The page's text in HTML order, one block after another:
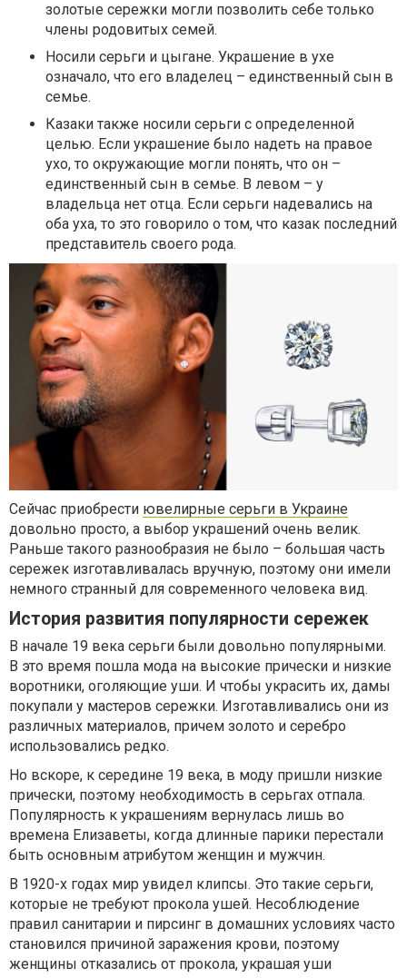
золотые сережки могли позволить себе только
члены родовитых семей.
Носили серьги и цыгане. Украшение в ухе
означало, что его владелец – единственный сын в
семье.
Казаки также носили серьги с определенной
целью. Если украшение было надеть на правое
ухо, то окружающие могли понять, что он –
единственный сын в семье. В левом – у
владельца нет отца. Если серьги надевались на
оба уха, то это говорило о том, что казак последний
представитель своего рода.
Сейчас приобрести ювелирные серьги в Украине
довольно просто, а выбор украшений очень велик.
Раньше такого разнообразия не было – большая часть
сережек изготавливалась вручную, поэтому они имели
немного странный для современного человека вид.
История развития популярности сережек
В начале 19 века серьги были довольно популярными.
В это время пошла мода на высокие прически и низкие
воротники, оголяющие уши. И чтобы украсить их, дамы
покупали у мастеров сережки. Изготавливались они из
различных материалов, причем золото и серебро
использовались редко.
Но вскоре, к середине 19 века, в моду пришли низкие
прически, поэтому необходимость в серьгах отпала.
Популярность к украшениям вернулась лишь во
времена Елизаветы, когда длинные парики перестали
быть основным атрибутом женщин и мужчин.
В 1920-х годах мир увидел клипсы. Это такие серьги,
которые не требуют прокола ушей. Несоблюдение
правил санитарии и пирсинг в домашних условиях часто
становился причиной заражения крови, поэтому
женщины отказались от прокола, украшая уши